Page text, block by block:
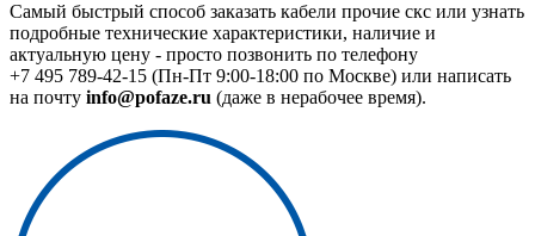
Самый быстрый способ заказать кабели прочие скс или узнать
подробные технические характеристики, наличие и
актуальную цену - просто позвонить по телефону
+7 495 789-42-15 (Пн-Пт 9:00-18:00 по Москве) или написать
на почту info@pofaze.ru (даже в нерабочее время).